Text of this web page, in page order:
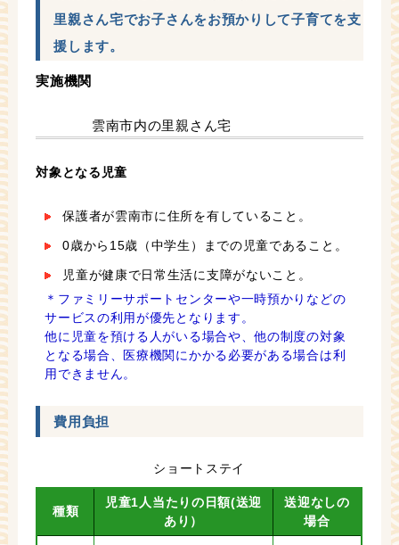
里親さん宅でお子さんをお預かりして子育てを支
援します。
実施機関
雲南市内の里親さん宅
対象となる児童
保護者が雲南市に住所を有していること。
0歳から15歳（中学生）までの児童であること。
児童が健康で日常生活に支障がないこと。
＊ファミリーサポートセンターや一時預かりなどの
サービスの利用が優先となります。
他に児童を預ける人がいる場合や、他の制度の対象
となる場合、医療機関にかかる必要がある場合は利
用できません。
費用負担
ショートステイ
種類
児童1人当たりの日額(送迎
あり）
送迎なしの
場合